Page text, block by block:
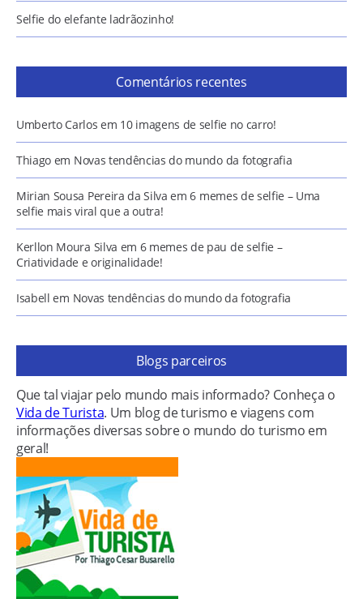
Selfie do elefante ladrãozinho!
Comentários recentes
Umberto Carlos em 10 imagens de selfie no carro!
Thiago em Novas tendências do mundo da fotografia
Mirian Sousa Pereira da Silva em6 memes de selfie – Uma
selfie mais viral que a outra!
Kerllon Moura Silva em 6 memes de pau de selfie –
Criatividade e originalidade!
Isabell em Novas tendências do mundo da fotografia
Blogs parceiros
Que tal viajar pelo mundo mais informado? Conheça o
Vida de Turista. Um blog de turismo e viagens com
informações diversas sobre o mundo do turismo em
geral!